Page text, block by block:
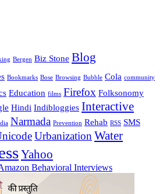
Bergen Biz Stone Blog
Bookmarks Bose Browsing Bubble Cola community
Education films Firefox Folksonomy
Hindi Indibloggies Interactive
Narmada Prevention Rehab RSS SMS
Urbanization Water
Yahoo